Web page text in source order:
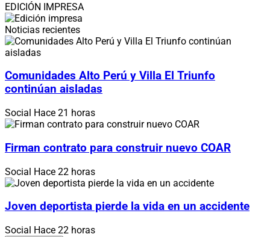
EDICIÓN IMPRESA
Noticias recientes
Comunidades Alto Perú y Villa El Triunfo
continúan aisladas
Social Hace 21 horas
Firman contrato para construir nuevo COAR
Social Hace 22 horas
Joven deportista pierde la vida en un accidente
Social Hace 22 horas